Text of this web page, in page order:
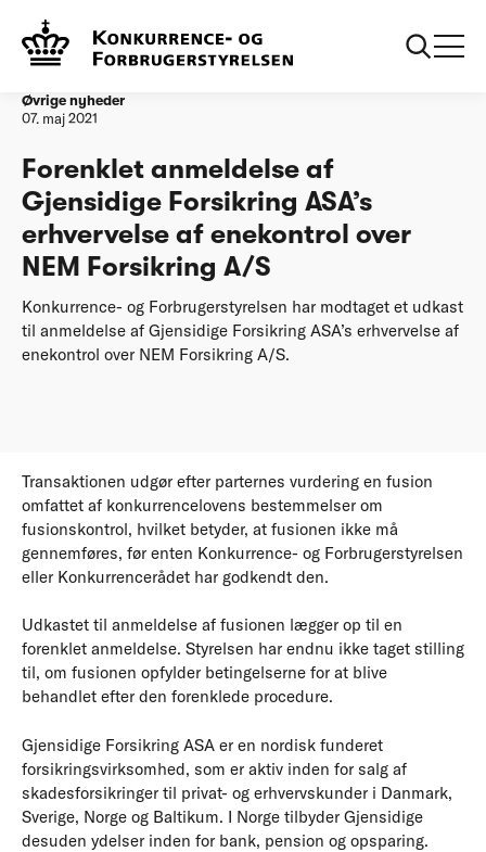
Forside
erhvervelse af enekontrol over NEM Forsikring A/S
Øvrige nyheder
07. maj 2021
Forenklet anmeldelse af
Gjensidige Forsikring ASA’s
erhvervelse af enekontrol over
NEM Forsikring A/S
Konkurrence- og Forbrugerstyrelsen har modtaget et udkast
til anmeldelse af Gjensidige Forsikring ASA’s erhvervelse af
enekontrol over NEM Forsikring A/S.
Transaktionen udgør efter parternes vurdering en fusion
omfattet af konkurrencelovens bestemmelser om
fusionskontrol, hvilket betyder, at fusionen ikke må
gennemføres, før enten Konkurrence- og Forbrugerstyrelsen
eller Konkurrencerådet har godkendt den.
Udkastet til anmeldelse af fusionen lægger op til en
forenklet anmeldelse. Styrelsen har endnu ikke taget stilling
til, om fusionen opfylder betingelserne for at blive
behandlet efter den forenklede procedure.
Gjensidige Forsikring ASA er en nordisk funderet
forsikringsvirksomhed, som er aktiv inden for salg af
skadesforsikringer til privat- og erhvervskunder i Danmark,
Sverige, Norge og Baltikum. I Norge tilbyder Gjensidige
desuden ydelser inden for bank, pension og opsparing.